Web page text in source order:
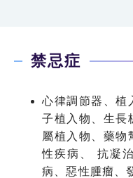
禁忌症
心律調節器、植
子植入物、生長
屬植入物、藥物
性疾病、 抗凝
病、惡性腫瘤、